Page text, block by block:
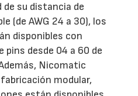
de su distancia de
(de AWG 24 a 30), los
disponibles con
pins desde 04 a 60 de
Nicomatic
modular,